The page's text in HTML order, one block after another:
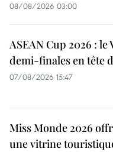
08/08/2026 03:00
ASEAN Cup 2026 :
demi-finales en tête
07/08/2026 15:47
Miss Monde 2026
une vitrine